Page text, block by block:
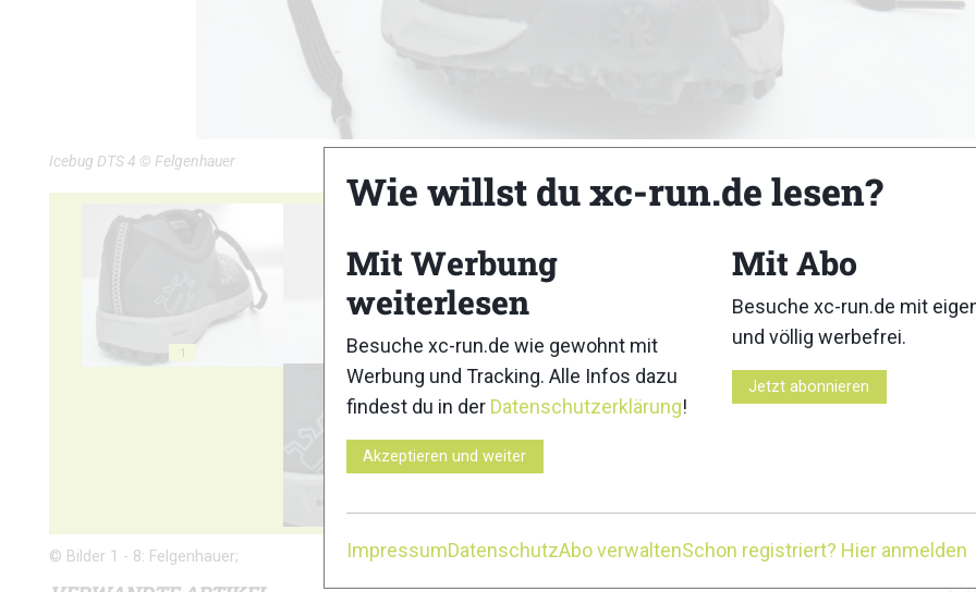
Icebug DTS 4 © Felgenhauer
1 2 3
6 7 8
© Bilder 1 - 8: Felgenhauer;
Wie willst du xc-run.de lesen?
Mit Werbung
weiterlesen
Besuche xc-run.de wie gewohnt mit
Werbung und Tracking. Alle Infos dazu
findest du in der Datenschutzerklärung!
Akzeptieren und weiter
Mit Abo
Besuche xc-run.de mit
und völlig werbefrei.
Jetzt abonnieren
ImpressumDatenschutzAbo verwaltenSchon registriert? Hier anmelden